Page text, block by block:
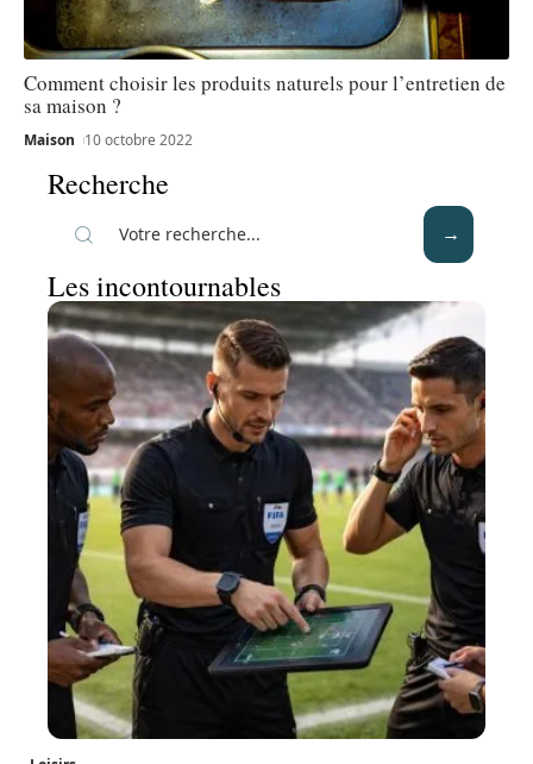
Comment choisir les produits naturels pour l’entretien de
sa maison ?
Maison 10 octobre 2022
Recherche
Les incontournables